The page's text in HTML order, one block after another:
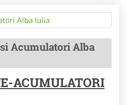
Acumulatori Alba
ACUMULATORI